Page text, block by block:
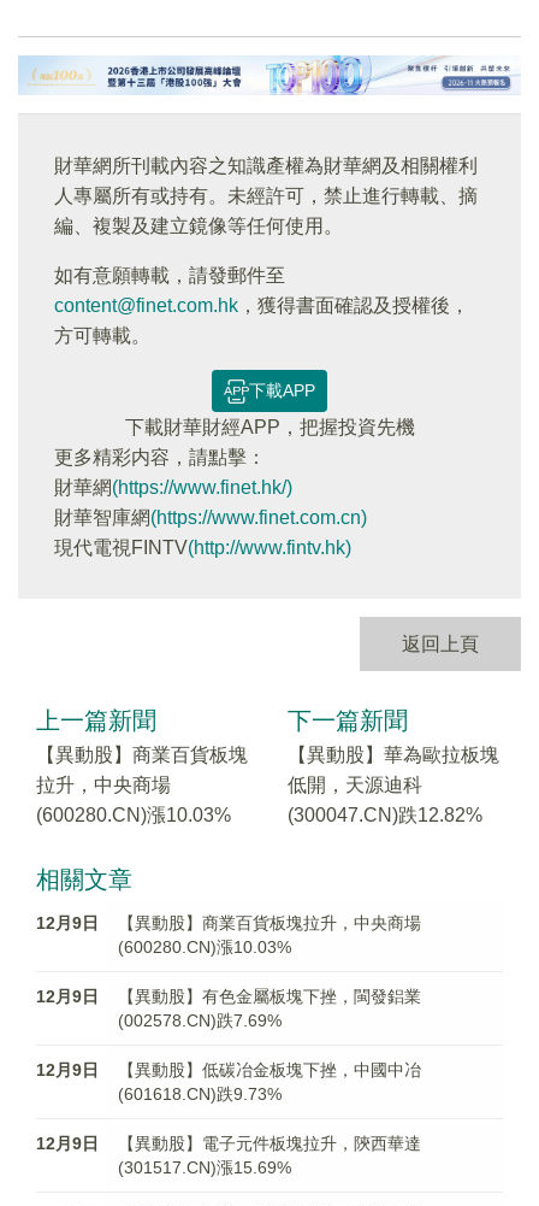
財華網所刊載內容之知識產權為財華網及相關權利
人專屬所有或持有。未經許可，禁止進行轉載、摘
編、複製及建立鏡像等任何使用。
如有意願轉載，請發郵件至
content@finet.com.hk ，獲得書面確認及授權後，
方可轉載。
下載APP
下載財華財經APP，把握投資先機
更多精彩内容，請點擊：
財華網(https://www.finet.hk/)
財華智庫網(https://www.finet.com.cn)
現代電視FINTV(http://www.fintv.hk)
返回上頁
上一篇新聞
【異動股】商業百貨板塊
拉升，中央商場
(600280.CN)漲10.03%
下一篇新聞
【異動股】華為歐拉板塊
低開，天源迪科
(300047.CN)跌12.82%
相關文章
12月9日
【異動股】商業百貨板塊拉升，中央商場
(600280.CN)漲10.03%
12月9日
【異動股】有色金屬板塊下挫，閩發鋁業
(002578.CN)跌7.69%
12月9日
【異動股】低碳冶金板塊下挫，中國中冶
(601618.CN)跌9.73%
12月9日
【異動股】電子元件板塊拉升，陝西華達
(301517.CN)漲15.69%